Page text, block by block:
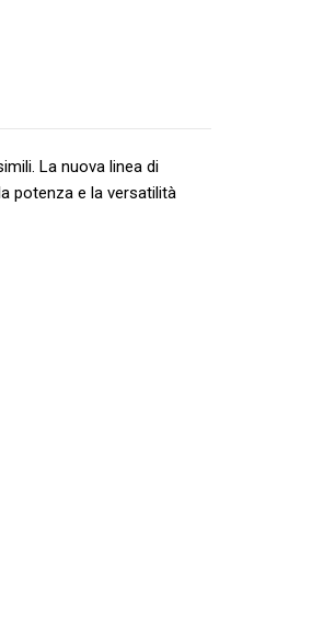
La nuova linea di
potenza e la versatilità